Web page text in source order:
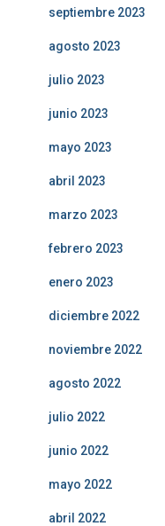
septiembre 2023
agosto 2023
julio 2023
junio 2023
mayo 2023
abril 2023
marzo 2023
febrero 2023
enero 2023
diciembre 2022
noviembre 2022
agosto 2022
julio 2022
junio 2022
mayo 2022
abril 2022